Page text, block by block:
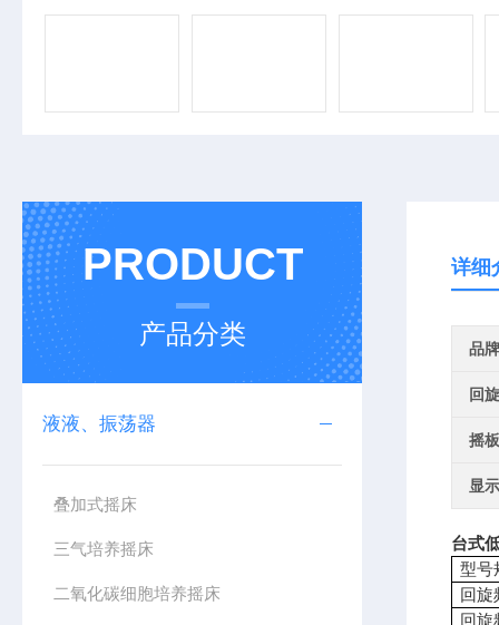
PRODUCT
产品分类
液液、振荡器
叠加式摇床
三气培养摇床
二氧化碳细胞培养摇床
详细
品牌
回
摇
显
台式
型号
回旋
回旋